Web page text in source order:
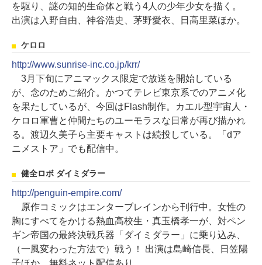
を駆り、謎の知的生命体と戦う4人の少年少女を描く。
出演は入野自由、神谷浩史、茅野愛衣、日高里菜ほか。
ケロロ
http://www.sunrise-inc.co.jp/krr/
3月下旬にアニマックス限定で放送を開始している
が、念のためご紹介。かつてテレビ東京系でのアニメ化
を果たしているが、今回はFlash制作。カエル型宇宙人・
ケロロ軍曹と仲間たちのユーモラスな日常が再び描かれ
る。渡辺久美子ら主要キャストは続投している。「dア
ニメストア」でも配信中。
健全ロボ ダイミダラー
http://penguin-empire.com/
原作コミックはエンターブレインから刊行中。女性の
胸にすべてをかける熱血高校生・真玉橋孝一が、対ペン
ギン帝国の最終決戦兵器「ダイミダラー」に乗り込み、
（一風変わった方法で）戦う！ 出演は島崎信長、日笠陽
子ほか。無料ネット配信あり。